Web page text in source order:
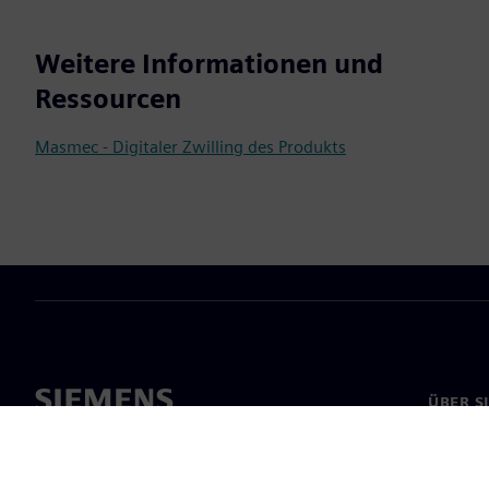
Weitere Informationen und
Ressourcen
Masmec - Digitaler Zwilling des Produkts
ÜBER